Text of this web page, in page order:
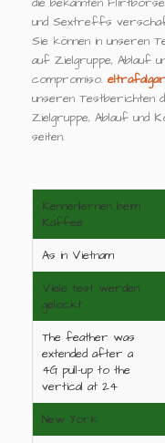
und Sextreffs
Sie können in unseren
auf Zielgruppe, Ablauf
compromiso.
unseren Testberichten
Zielgruppe, Ablauf und
seiten.
Kennenlernen beim
Kaffee
As in Vietnam
Viele test werden
gelockt
The feather was
extended after a
4G pull-up to the
vertical at 24
New York